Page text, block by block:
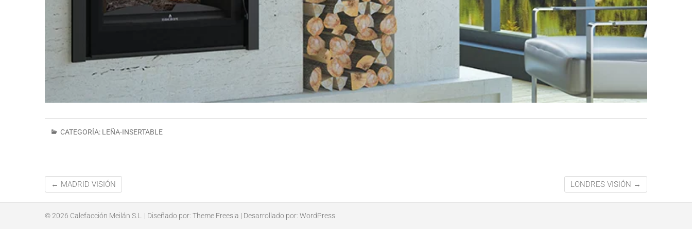
CATEGORÍA: LEÑA-INSERTABLE
← MADRID VISIÓN LONDRES VISIÓN →
© 2026 Calefacción Meilán S.L. | Diseñado por: Theme Freesia | Desarrollado por: WordPress